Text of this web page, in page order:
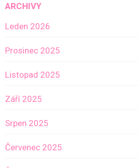
ARCHIVY
Leden 2026
Prosinec 2025
Listopad 2025
Září 2025
Srpen 2025
Červenec 2025